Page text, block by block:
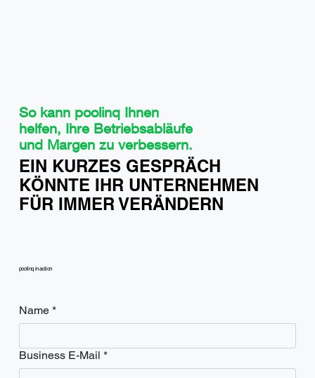
So kann poolinq Ihnen
helfen, Ihre Betriebsabläufe
und Margen zu verbessern.
EIN KURZES GESPRÄCH
KÖNNTE IHR UNTERNEHMEN
FÜR IMMER VERÄNDERN
Name *
Business E-Mail *
poolinq in action